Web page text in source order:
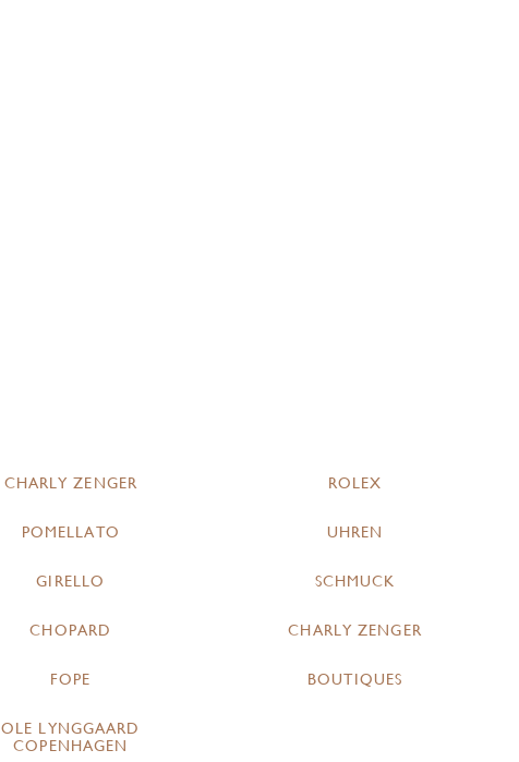
CHARLY ZENGER
POMELLATO
GIRELLO
CHOPARD
FOPE
OLE LYNGGAARD
COPENHAGEN
ROLEX
UHREN
SCHMUCK
CHARLY ZENGER
BOUTIQUES